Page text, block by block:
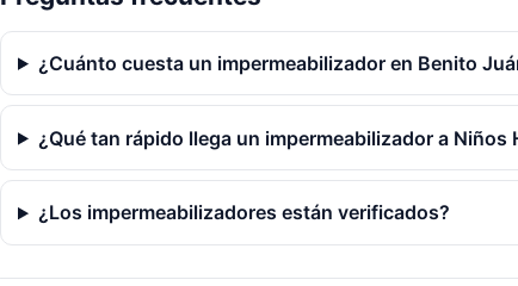
¿Cuánto cuesta un impermeabilizador en Benito
¿Qué tan rápido llega un impermeabilizador a Niños
¿Los impermeabilizadores están verificados?